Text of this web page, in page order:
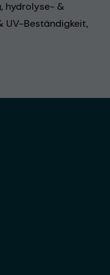
hydrolyse- &
UV-Beständigkeit,